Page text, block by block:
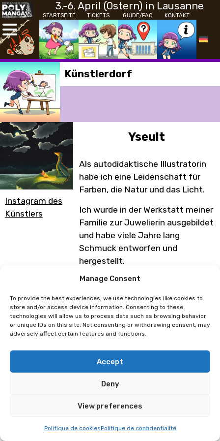
Manage Consent
To provide the best experiences, we use technologies like cookies to
store and/or access device information. Consenting to these
technologies will allow us to process data such as browsing behavior
or unique IDs on this site. Not consenting or withdrawing consent, may
adversely affect certain features and functions.
Accept
Deny
View preferences
Politique de cookiesPolitique de confidentialité
3.-6. April (Ostern) in Lausanne
STARTSEITE TICKETS GUIDE/FAQ KONTAKT
Künstlerdorf
Instagram des
Künstlers
Yseult
Als autodidaktische Illustratorin
habe ich eine Leidenschaft für
Farben, die Natur und das Licht.
Ich wurde in der Werkstatt meiner
Familie zur Juwelierin ausgebildet
und habe viele Jahre lang
Schmuck entworfen und
hergestellt.
Meine Kindheit im Waadtländer
Jura und ein Haus ganz in der
Nähe des Waldes haben meine
fruchtbare Phantasie genährt.
Ich liebe es, die Lebewesen um
finde darin eine unerschöpfliche
Quelle der Inspiration, der
Träumerei, des Friedens und der
Änderungen